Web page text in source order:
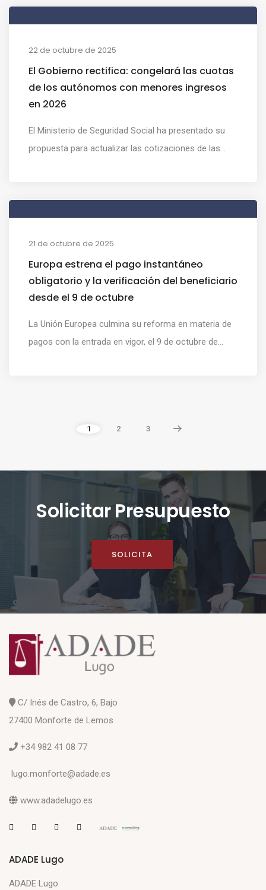
22 de octubre de 2025
El Gobierno rectifica: congelará las cuotas
de los autónomos con menores ingresos
en 2026
El Ministerio de Seguridad Social ha presentado su
propuesta para actualizar las cotizaciones de las...
21 de octubre de 2025
Europa estrena el pago instantáneo
obligatorio y la verificación del beneficiario
desde el 9 de octubre
La Unión Europea culmina su reforma en materia de
pagos con la entrada en vigor, el 9 de octubre de...
1 2 3
Solicitar Presupuesto
SOLICITA
C/ Inés de Castro, 6, Bajo
27400 Monforte de Lemos
+34 982 41 08 77
lugo.monforte@adade.es
www.adadelugo.es
ADADE Lugo
ADADE Lugo